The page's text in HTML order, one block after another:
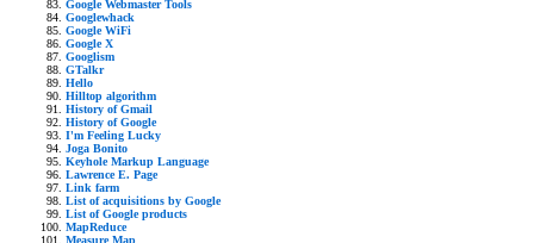
Google Webmaster Tools
Googlewhack
Google WiFi
Google X
Googlism
GTalkr
Hello
Hilltop algorithm
History of Gmail
History of Google
I'm Feeling Lucky
Joga Bonito
Keyhole Markup Language
Lawrence E. Page
Link farm
List of acquisitions by Google
List of Google products
MapReduce
Measure Map